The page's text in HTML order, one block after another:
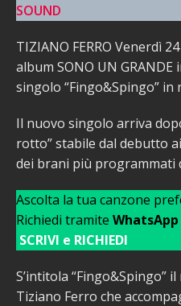
SOUND
TIZIANO FERRO Venerdì
album SONO UN
singolo “Fingo&Spingo”
Il nuovo singolo arriva
rotto” stabile dal debutto
dei brani più programmati
Ascolta la tua canzone
Richiedi tramite WhatsApp
SCRIVI e RICHIEDI
S’intitola “Fingo&Spingo”
Tiziano Ferro che